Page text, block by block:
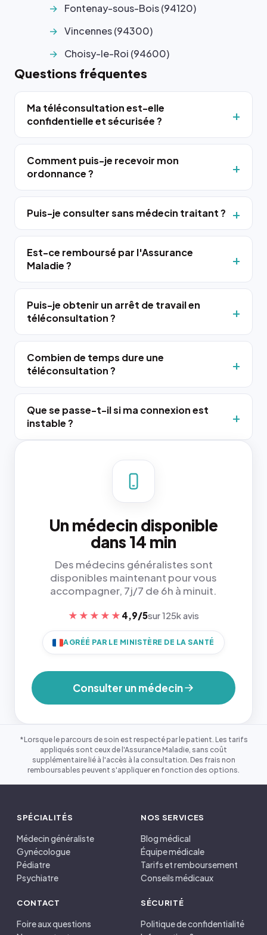
Fontenay-sous-Bois (94120)
Vincennes (94300)
Choisy-le-Roi (94600)
Questions fréquentes
Ma téléconsultation est-elle
confidentielle et sécurisée ?
Comment puis-je recevoir mon
ordonnance ?
Puis-je consulter sans médecin traitant ?
Est-ce remboursé par l'Assurance
Maladie ?
Puis-je obtenir un arrêt de travail en
téléconsultation ?
Combien de temps dure une
téléconsultation ?
Que se passe-t-il si ma connexion est
instable ?
Un médecin disponible
dans 14 min
Des médecins généralistes sont
disponibles maintenant pour vous
accompagner, 7j/7 de 6h à minuit.
★★★★★ 4,9/5sur 125k avis
AGRÉÉ PAR LE MINISTÈRE DE LA SANTÉ
Consulter un médecin
*Lorsque le parcours de soin est respecté par le patient. Les tarifs
appliqués sont ceux de l'Assurance Maladie, sans coût
supplémentaire lié à l'accès à la consultation. Des frais non
remboursables peuvent s'appliquer en fonction des options.
SPÉCIALITÉS
Médecin généraliste
Gynécologue
Pédiatre
Psychiatre
NOS SERVICES
Blog médical
Équipe médicale
Tarifs et remboursement
Conseils médicaux
CONTACT
Foire aux questions
SÉCURITÉ
Politique de confidentialité